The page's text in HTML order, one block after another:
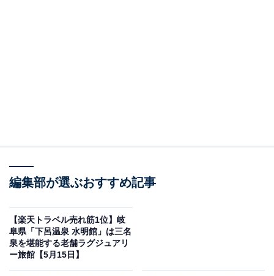
ザ グラン リゾート エレガンテ淡路島 ＜淡路島＞（画像出典：楽天トラベ
ル）
編集部が選ぶおすすめ記事
【楽天トラベル売れ筋1位】岐
阜県「下呂温泉 水明館」は三名
泉を堪能する老舗ラグジュアリ
ー旅館【5月15日】